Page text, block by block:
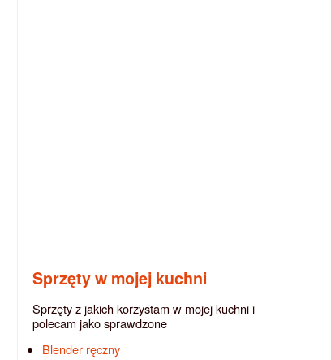
Sprzęty w mojej kuchni
Sprzęty z jakich korzystam w mojej kuchni i
polecam jako sprawdzone
Blender ręczny